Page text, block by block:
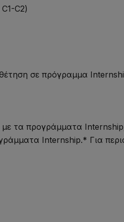
C2)
σε πρόγραμμα
τα προγράμματα
Internship.* Για